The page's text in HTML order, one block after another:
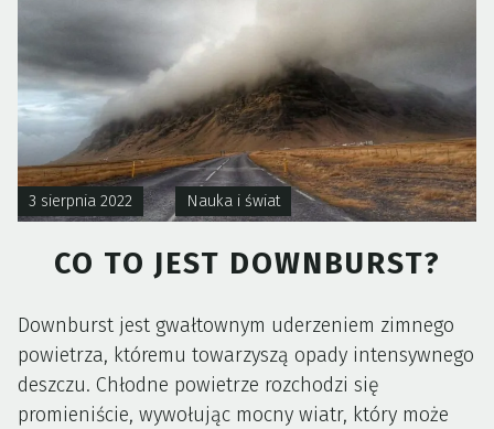
3 sierpnia 2022 Nauka i świat
CO TO JEST DOWNBURST?
Downburst jest gwałtownym uderzeniem zimnego
powietrza, któremu towarzyszą opady intensywnego
deszczu. Chłodne powietrze rozchodzi się
promieniście, wywołując mocny wiatr, który może